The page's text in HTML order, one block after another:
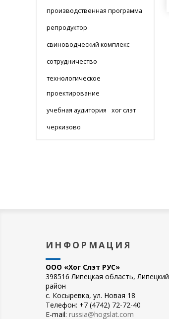
производственная программа
репродуктор
свиноводческий комплекс
сотрудничество
технологическое
проектирование
учебная аудитория
хог слэт
черкизово
ИНФОРМАЦИЯ
ООО «Хог Слэт РУС»
398516 Липецкая область, Липецкий
район
с. Косыревка, ул. Новая 18
Телефон: +7 (4742) 72-72-40
E-mail: russia@hogslat.com